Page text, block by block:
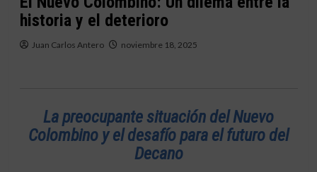
historia y el deterioro
Juan Carlos Antero noviembre 18, 2025
La preocupante situación del Nuevo
Colombino y el desafío para el futuro del
Decano